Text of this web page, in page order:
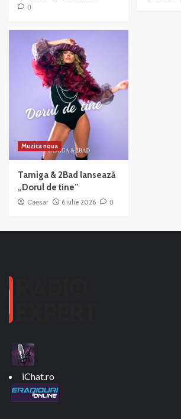
0
Muzica noua
Tamiga & 2Bad lansează
„Dorul de tine”
Caesar 6 iulie 2026 0
iChat.ro